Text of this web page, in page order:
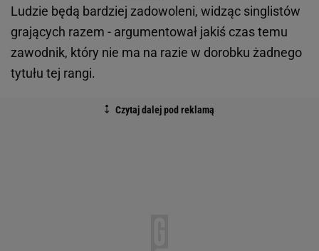
Ludzie będą bardziej zadowoleni, widząc singlistów
grających razem - argumentował jakiś czas temu
zawodnik, który nie ma na razie w dorobku żadnego
tytułu tej rangi.